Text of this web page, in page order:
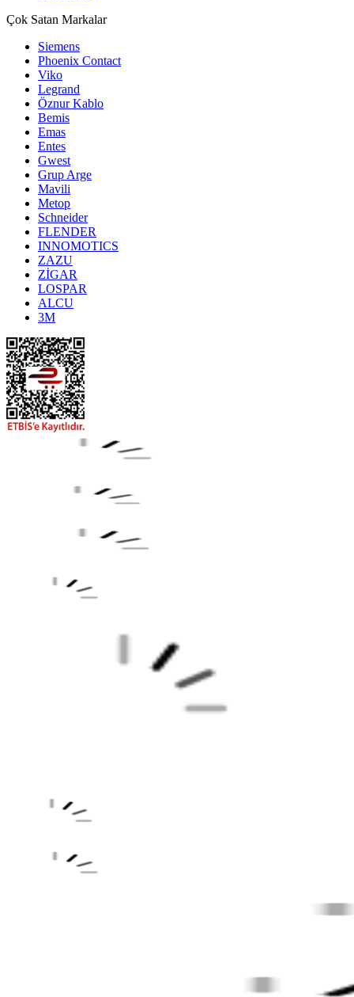
Çok Satan Markalar
Siemens
Phoenix Contact
Viko
Legrand
Öznur Kablo
Bemis
Emas
Entes
Gwest
Grup Arge
Mavili
Metop
Schneider
FLENDER
INNOMOTICS
ZAZU
ZİGAR
LOSPAR
ALCU
3M